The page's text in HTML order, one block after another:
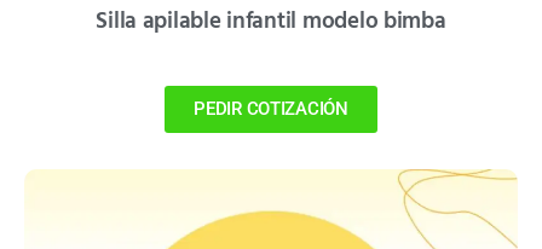
Silla apilable infantil modelo bimba
PEDIR COTIZACIÓN